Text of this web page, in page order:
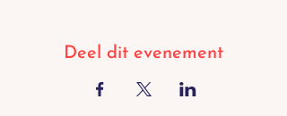
Deel dit evenement